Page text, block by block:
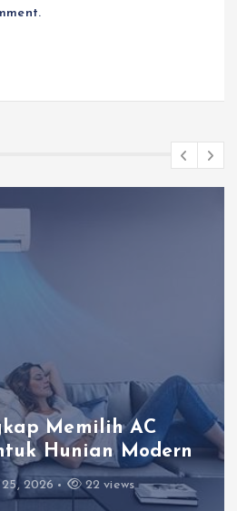
Memilih AC
Hunian Modern
25, 2026 22 views